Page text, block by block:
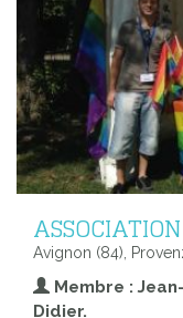
Avignon (84),
Membre :
Didier.